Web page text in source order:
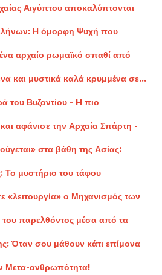
Αιγύπτου αποκαλύπτονται
Η όμορφη Ψυχή που
αρχαίο ρωμαϊκό σπαθί από
και μυστικά καλά κρυμμένα σε…
του Βυζαντίου - H πιο
αφάνισε την Αρχαία Σπάρτη -
στα βάθη της Ασίας:
Το μυστήριο του τάφου
«λειτουργία» ο Μηχανισμός των
του παρελθόντος μέσα από τα
Όταν σου μάθουν κάτι επίμονα
Μετα-ανθρωπότητα!